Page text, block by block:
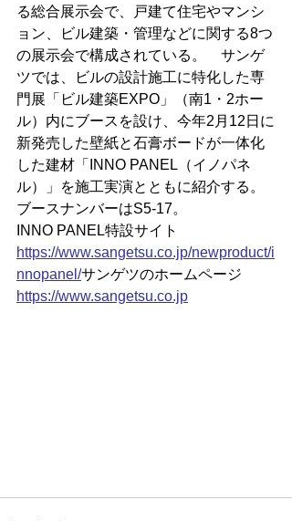
る総合展示会で、戸建て住宅やマンシ
ョン、ビル建築・管理などに関する8つ
の展示会で構成されている。　サンゲ
ツでは、ビルの設計施工に特化した専
門展「ビル建築EXPO」（南1・2ホー
ル）内にブースを設け、今年2月12日に
新発売した壁紙と石膏ボードが一体化
した建材「INNO PANEL（イノパネ
ル）」を施工実演とともに紹介する。
ブースナンバーはS5-17。
INNO PANEL特設サイト
https://www.sangetsu.co.jp/newproduct/i
nnopanel/サンゲツのホームページ
https://www.sangetsu.co.jp